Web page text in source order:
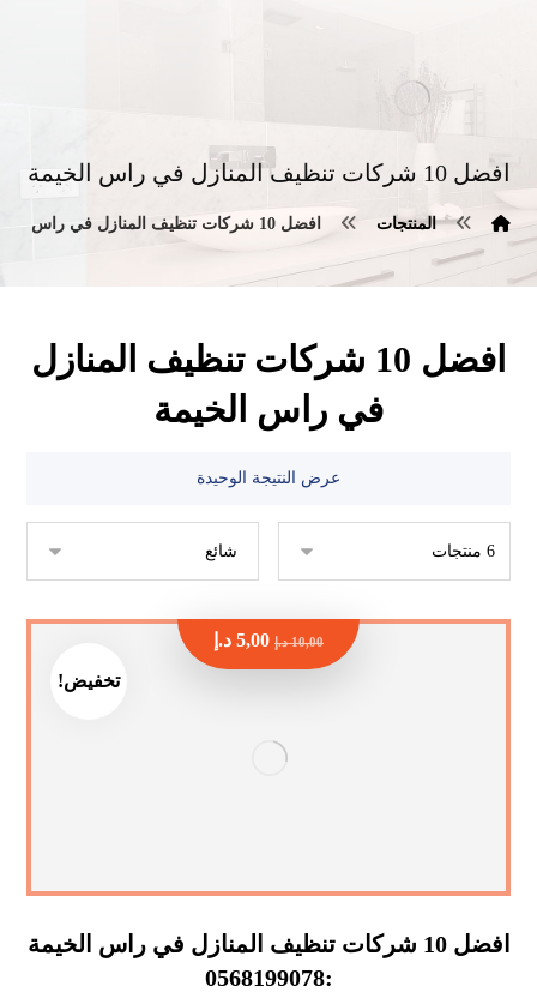
افضل 10 شركات تنظيف المنازل في راس الخيمة
المنتجات افضل 10 شركات تنظيف المنازل في راس الخيمة
افضل 10 شركات تنظيف المنازل
في راس الخيمة
عرض النتيجة الوحيدة
تخفيض!
افضل 10 شركات تنظيف المنازل في راس الخيمة
:0568199078
10,00 د.إ 5,00 د.إ